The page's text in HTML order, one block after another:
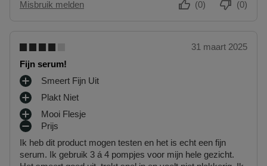
Misbruik melden (0)
(0)
31 maart 2025
Fijn serum!
Ik heb dit product mogen testen en het is echt een fijn
serum. Ik gebruik 3 á 4 pompjes voor mijn hele gezicht.
P
L
U
S
P
U
N
Smeert Fijn Uit
P
L
U
S
U
Plakt Niet
P
L
U
S
Mooi Flesje
M
N
Prijs